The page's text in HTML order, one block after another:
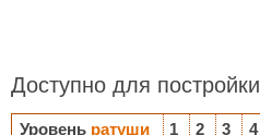
Доступно для постройки
Уровень ратуши 1 2 3 4